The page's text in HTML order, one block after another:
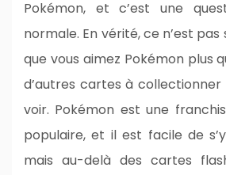
Pokémon, et c’est une
normale. En vérité, ce n’est
que vous aimez Pokémon plus
d’autres cartes à collectionner
voir. Pokémon est une
populaire, et il est facile de
mais au-delà des cartes